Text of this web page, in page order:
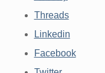
Threads
Linkedin
Facebook